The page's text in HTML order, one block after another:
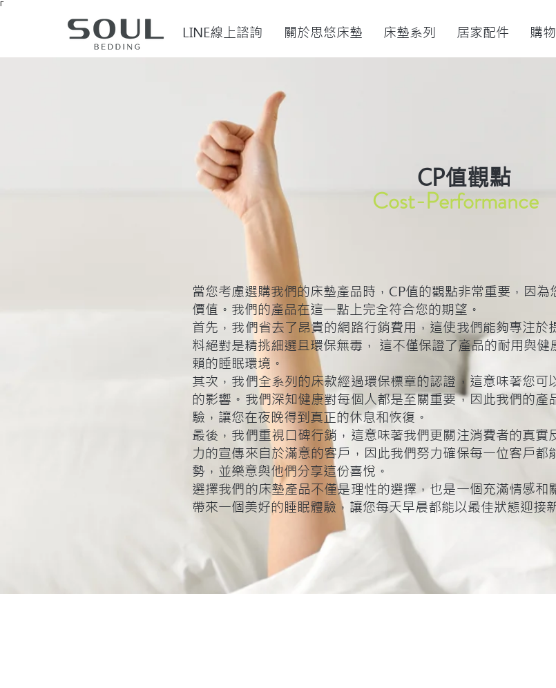
Γ
LINE線上諮詢 關於思悠床墊 床墊系列 居家配件 購
CP值觀點
Cost-Performance
當您考慮選購我們的床墊產品時，CP值的觀點非常重要，因
價值。我們的產品在這一點上完全符合您的期望。
首先，我們省去了昂貴的網路行銷費用，這使我們能夠專注於
料絕對是精挑細選且環保無毒， 這不僅保證了產品的耐用與
賴的睡眠環境。
其次，我們全系列的床款經過環保標章的認證，這意味著您可
的影響。我們深知健康對每個人都是至關重要，因此我們的產
驗，讓您在夜晚得到真正的休息和恢復。
最後，我們重視口碑行銷，這意味著我們更關注消費者的真實
力的宣傳來自於滿意的客戶，因此我們努力確保每一位客戶都
勢，並樂意與他們分享這份喜悅。
選擇我們的床墊產品不僅是理性的選擇，也是一個充滿情感和
帶來一個美好的睡眠體驗，讓您每天早晨都能以最佳狀態迎接